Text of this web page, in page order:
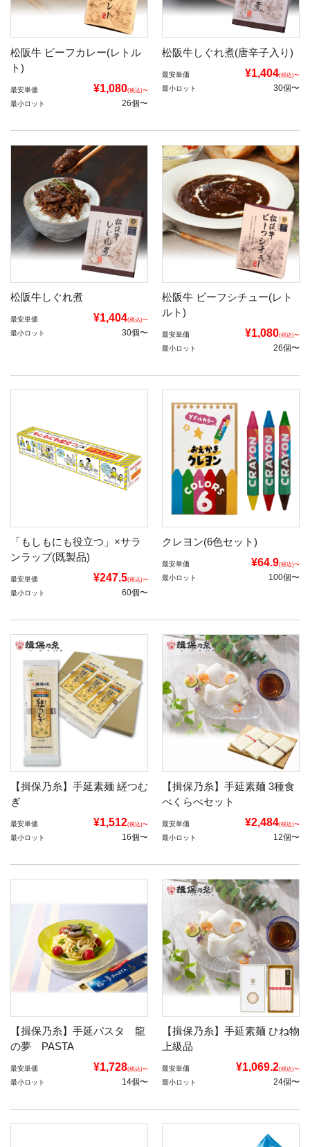
松阪牛 ビーフカレー(レトル
ト)
最安単価 ¥1,080(税込)〜
最小ロット 26個〜
松阪牛しぐれ煮(唐辛子入り)
最安単価 ¥1,404(税込)〜
最小ロット 30個〜
松阪牛しぐれ煮
最安単価 ¥1,404(税込)〜
最小ロット 30個〜
松阪牛 ビーフシチュー(レト
ルト)
最安単価 ¥1,080(税込)〜
最小ロット 26個〜
「もしもにも役立つ」×サラ
ンラップ(既製品)
最安単価 ¥247.5(税込)〜
最小ロット 60個〜
クレヨン(6色セット)
最安単価 ¥64.9(税込)〜
最小ロット 100個〜
【揖保乃糸】手延素麺 縒つむ
ぎ
最安単価 ¥1,512(税込)〜
最小ロット 16個〜
【揖保乃糸】手延素麺 3種食
べくらべセット
最安単価 ¥2,484(税込)〜
最小ロット 12個〜
【揖保乃糸】手延パスタ 龍
の夢 PASTA
最安単価 ¥1,728(税込)〜
最小ロット 14個〜
【揖保乃糸】手延素麺 ひね物
上級品
最安単価 ¥1,069.2(税込)〜
最小ロット 24個〜